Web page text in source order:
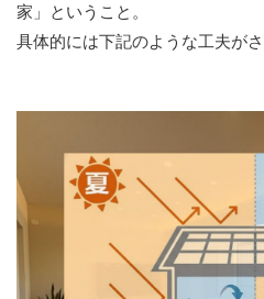
家」ということ。
具体的には下記のような工夫がさ